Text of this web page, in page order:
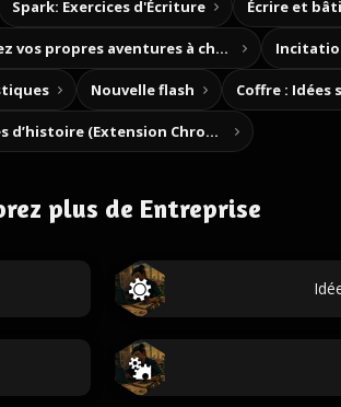
Spark: Exercices d'Écriture Écrire et
Créez vos propres aventures à choix
Nouvelle flash Coffre : Idées
Notes d’histoire (Extension Chrome)
plus de Entreprise